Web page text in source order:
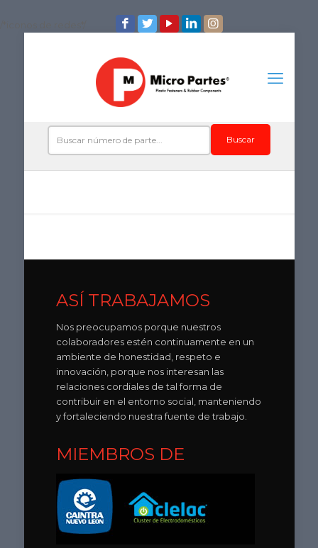
Buscar
ASÍ TRABAJAMOS
Nos preocupamos porque nuestros
colaboradores estén continuamente en un
ambiente de honestidad, respeto e
innovación, porque nos interesan las
relaciones cordiales de tal forma de
contribuir en el entorno social, manteniendo
y fortaleciendo nuestra fuente de trabajo.
MIEMBROS DE